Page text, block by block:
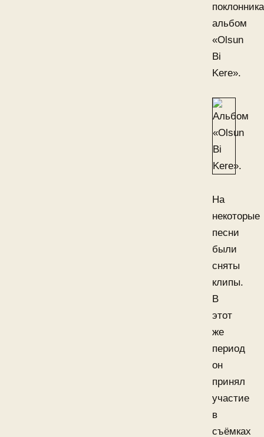
альбом
«Olsun
Bi
Kere».
На
некоторые
песни
были
сняты
клипы.
В
этот
же
период
он
принял
участие
в
съёмках